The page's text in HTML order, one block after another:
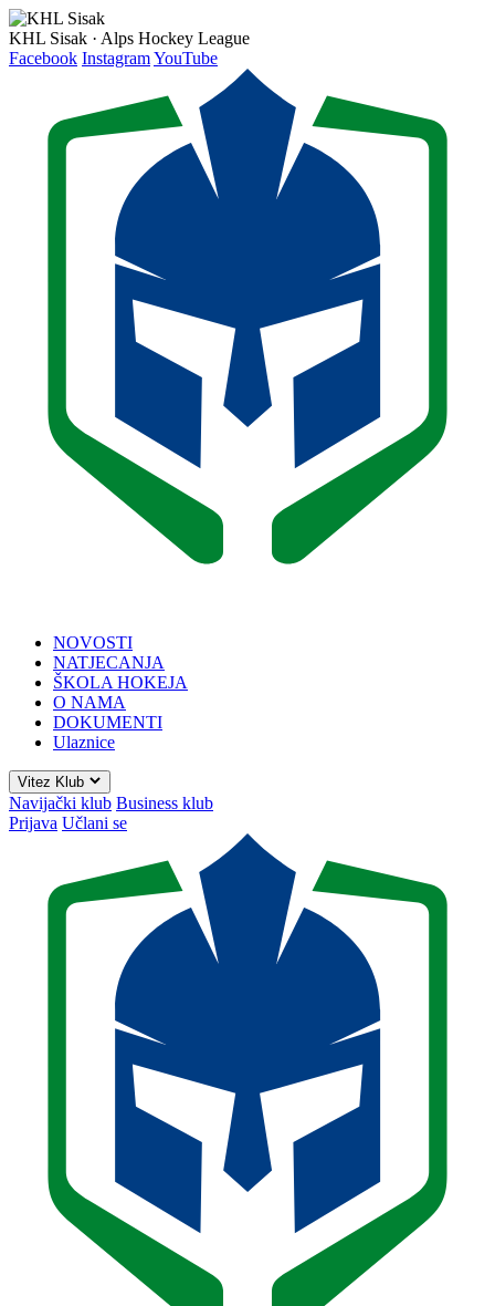
KHL Sisak · Alps Hockey League
Facebook InstagramYouTube
NOVOSTI
NATJECANJA
ŠKOLA HOKEJA
O NAMA
DOKUMENTI
Ulaznice
Vitez Klub
Navijački klub Business klub
Prijava Učlani se